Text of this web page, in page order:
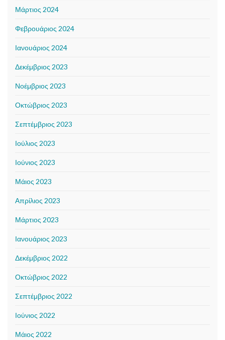
Μάρτιος 2024
Φεβρουάριος 2024
Ιανουάριος 2024
Δεκέμβριος 2023
Νοέμβριος 2023
Οκτώβριος 2023
Σεπτέμβριος 2023
Ιούλιος 2023
Ιούνιος 2023
Μάιος 2023
Απρίλιος 2023
Μάρτιος 2023
Ιανουάριος 2023
Δεκέμβριος 2022
Οκτώβριος 2022
Σεπτέμβριος 2022
Ιούνιος 2022
Μάιος 2022